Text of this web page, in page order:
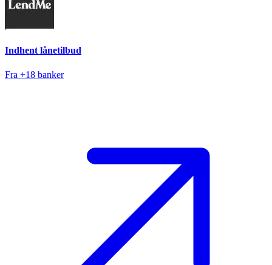
Indhent lånetilbud
Fra +18 banker